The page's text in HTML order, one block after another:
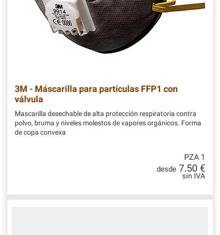
3M - Máscarilla para partículas FFP1 con
válvula
Mascarilla desechable de alta protección respiratoria contra
polvo, bruma y niveles molestos de vapores orgánicos. Forma
de copa convexa
PZA 1
desde 7.50 €
sin IVA